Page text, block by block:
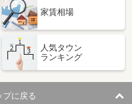
家賃相場
人気タウン
ランキング
プに戻る